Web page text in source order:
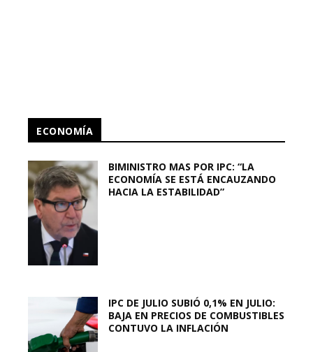
ECONOMÍA
BIMINISTRO MAS POR IPC: “LA
ECONOMÍA SE ESTÁ ENCAUZANDO
HACIA LA ESTABILIDAD”
IPC DE JULIO SUBIÓ 0,1% EN JULIO:
BAJA EN PRECIOS DE COMBUSTIBLES
CONTUVO LA INFLACIÓN